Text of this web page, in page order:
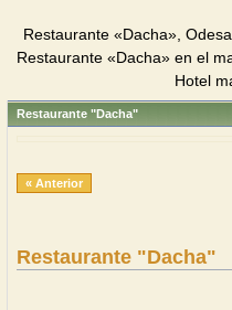
Restaurante «Dacha»,
Restaurante «Dacha» en el
Hotel
Restaurante "Dacha"
« Anterior
Restaurante "Dacha"